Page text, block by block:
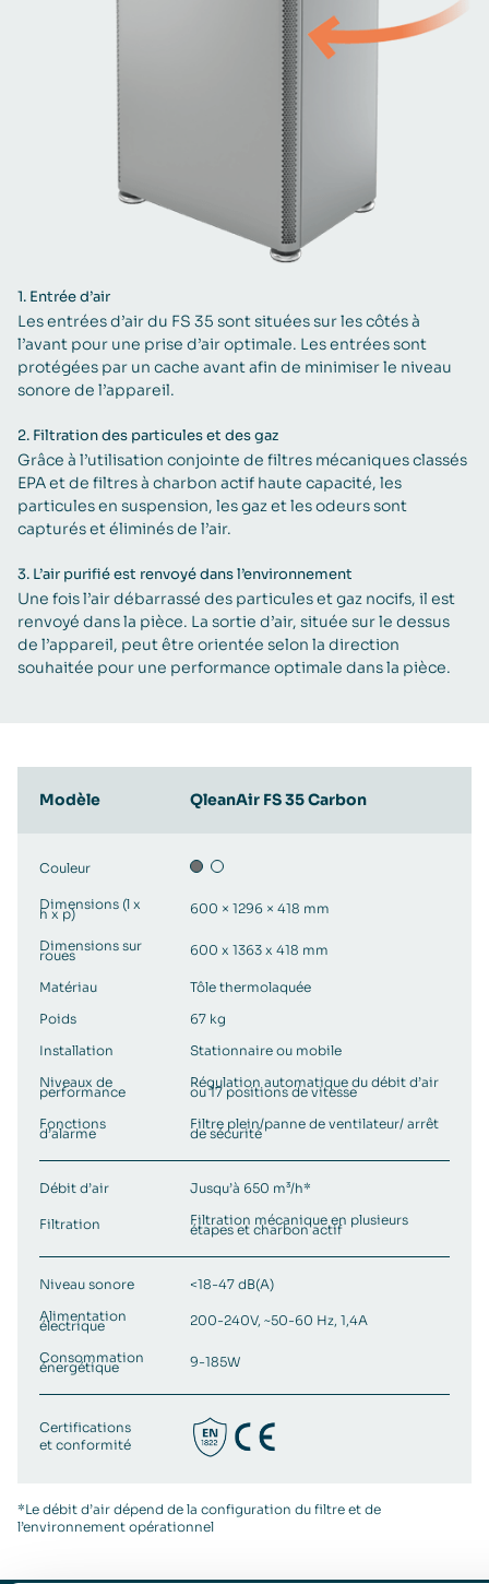
1. Entrée d’air
Les entrées d’air du FS 35 sont situées sur les côtés à
l’avant pour une prise d’air optimale. Les entrées sont
protégées par un cache avant afin de minimiser le niveau
sonore de l’appareil.
2. Filtration des particules et des gaz
Grâce à l’utilisation conjointe de filtres mécaniques classés
EPA et de filtres à charbon actif haute capacité, les
particules en suspension, les gaz et les odeurs sont
capturés et éliminés de l’air.
3. L’air purifié est renvoyé dans l’environnement
Une fois l’air débarrassé des particules et gaz nocifs, il est
renvoyé dans la pièce. La sortie d’air, située sur le dessus
de l’appareil, peut être orientée selon la direction
souhaitée pour une performance optimale dans la pièce.
Modèle QleanAir FS 35 Carbon
Couleur
Dimensions (l x
h x p) 600 × 1296 × 418 mm
Dimensions sur
roues 600 x 1363 x 418 mm
Matériau
Tôle thermolaquée
Poids
67 kg
Installation
Stationnaire ou mobile
Niveaux de
performance
Régulation automatique du débit d’air
ou 17 positions de vitesse
Fonctions
d’alarme
Filtre plein/panne de ventilateur/ arrêt
de sécurité
Débit d’air Jusqu’à 650 m³/h*
Filtration Filtration mécanique en plusieurs
étapes et charbon actif
Niveau sonore
<18-47 dB(A)
Alimentation
électrique 200-240V, ~50-60 Hz, 1,4A
Consommation
énergétique 9-185W
Certifications
et conformité
*Le débit d’air dépend de la configuration du filtre et de
l’environnement opérationnel